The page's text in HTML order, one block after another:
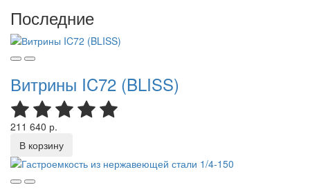
Последние
Витрины IC72 (BLISS)
211 640 р.
В корзину